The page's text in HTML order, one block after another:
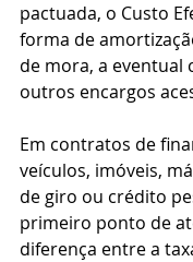
pactuada, o Custo
forma de
de mora, a eventual
outros encargos
Em contratos de
veículos, imóveis,
de giro ou crédito
primeiro ponto de
diferença entre a